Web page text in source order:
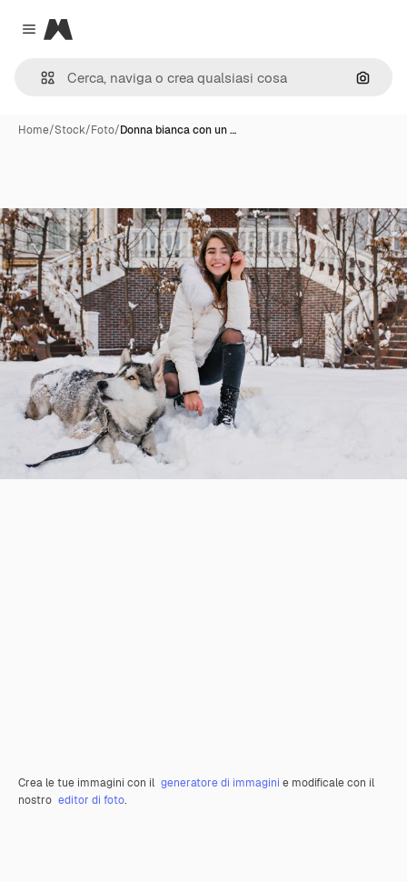
Close menu
Magnific
Cerca
Home/Stock/Foto/Donna bianca con un …
Crea le tue immagini con il generatore di immagini e modificale con il
nostro editor di foto.